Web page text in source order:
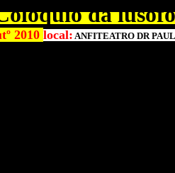
da
2010 local: ANFITEATRO DR